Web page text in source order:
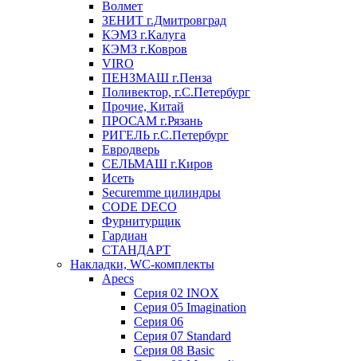
Волмет
ЗЕНИТ г.Дмитровград
КЭМЗ г.Калуга
КЭМЗ г.Ковров
VIRO
ПЕНЗМАШ г.Пенза
Поливектор, г.С.Петербург
Прочие, Китай
ПРОСАМ г.Рязань
РИГЕЛЬ г.С.Петербург
Евродверь
СЕЛЬМАШ г.Киров
Исеть
Securemme цилиндры
CODE DECO
Фурнитурщик
Гардиан
СТАНДАРТ
Накладки, WC-комплекты
Apecs
Cерия 02 INOX
Cерия 05 Imagination
Cерия 06
Cерия 07 Standard
Cерия 08 Basic